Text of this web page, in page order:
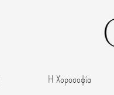
Η Χοροσοφία